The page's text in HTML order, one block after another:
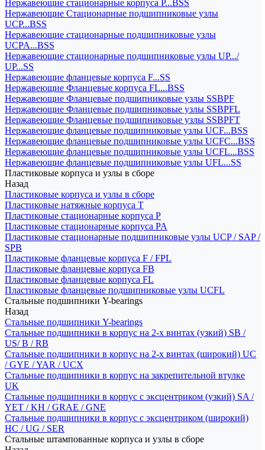
Нержавеющие стационарные корпуса P...BSS
Нержавеющие Стационарные подшипниковые узлы
UCP...BSS
Нержавеющие стационарные подшипниковые узлы
UCPA...BSS
Нержавеющие стационарные подшипниковые узлы UP.../
UP...SS
Нержавеющие фланцевые корпуса F...SS
Нержавеющие Фланцевые корпуса FL...BSS
Нержавеющие Фланцевые подшипниковые узлы SSBPF
Нержавеющие Фланцевые подшипниковые узлы SSBPFL
Нержавеющие Фланцевые подшипниковые узлы SSBPFT
Нержавеющие фланцевые подшипниковые узлы UCF...BSS
Нержавеющие фланцевые подшипниковые узлы UCFC...BSS
Нержавеющие фланцевые подшипниковые узлы UCFL...BSS
Нержавеющие фланцевые подшипниковые узлы UFL...SS
Пластиковые корпуса и узлы в сборе
Назад
Пластиковые корпуса и узлы в сборе
Пластиковые натяжные корпуса T
Пластиковые стационарные корпуса P
Пластиковые стационарные корпуса PA
Пластиковые стационарные подшипниковые узлы UCP / SAP /
SPB
Пластиковые фланцевые корпуса F / FPL
Пластиковые фланцевые корпуса FB
Пластиковые фланцевые корпуса FL
Пластиковые фланцевые подшипниковые узлы UCFL
Стальные подшипники Y-bearings
Назад
Стальные подшипники Y-bearings
Стальные подшипники в корпус на 2-х винтах (узкий) SB /
US/ B / RB
Стальные подшипники в корпус на 2-х винтах (широкий) UC
/ GYE / YAR / UCX
Стальные подшипники в корпус на закрепительной втулке
UK
Стальные подшипники в корпус с эксцентриком (узкий) SA /
YET / KH / GRAE / GNE
Стальные подшипники в корпус с эксцентриком (широкий)
HC / UG / SER
Стальные штампованные корпуса и узлы в сборе